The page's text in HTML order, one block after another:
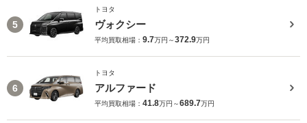
5
トヨタ
ヴォクシー
平均買取相場： 9.7万円～372.9万円
6
トヨタ
アルファード
平均買取相場： 41.8万円～689.7万円